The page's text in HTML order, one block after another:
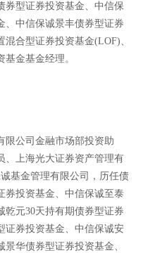
券型证券投资基金、中信保
、中信保诚景丰债券型证券
合型证券投资基金(LOF)、
金基金经理。
限公司金融市场部投资助
、上海光大证券资产管理有
基金管理有限公司，历任债
券投资基金、中信保诚至泰
乾元30天持有期债券型证券
证券投资基金、中信保诚安
华债券型证券投资基金、